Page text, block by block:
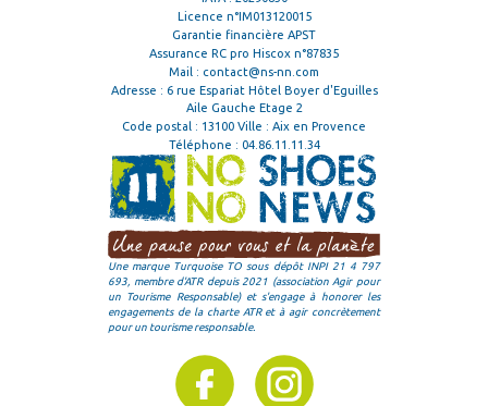
Licence n°IM013120015
Garantie financière APST
Assurance RC pro Hiscox n°87835
Mail : contact@ns-nn.com
Adresse : 6 rue Espariat Hôtel Boyer d'Eguilles
Aile Gauche Etage 2
Code postal : 13100 Ville : Aix en Provence
Téléphone : 04.86.11.11.34
Une marque Turquoise TO sous dépôt INPI 21 4 797
693, membre d'ATR depuis 2021 (association Agir pour
un Tourisme Responsable) et s'engage à honorer les
engagements de la charte ATR et à agir concrètement
pour un tourisme responsable.